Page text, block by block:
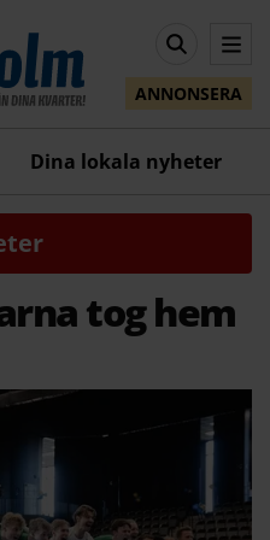
ANNONSERA
Dina lokala nyheter
tog hem